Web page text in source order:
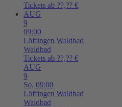
Tickets ab ??,?? €
AUG
9
09:00
Löffingen Waldbad
Waldbad
Tickets ab ??,?? €
AUG
9
So, 09:00
Löffingen Waldbad
Waldbad